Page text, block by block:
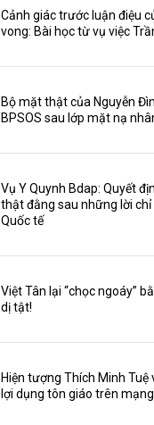
Cảnh giác trước luận điệu
vong: Bài học từ vụ việc
Bộ mặt thật của Nguyễn
BPSOS sau lớp mặt nạ
Vụ Y Quynh Bdap: Quyết
thật đằng sau những lời
Quốc tế
Việt Tân lại “chọc ngoáy”
dị tật!
Hiện tượng Thích Minh Tuệ
lợi dụng tôn giáo trên